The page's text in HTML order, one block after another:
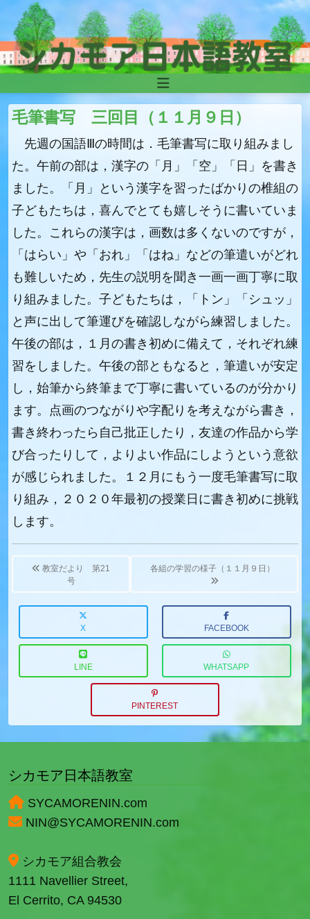
Skip to content
Main
Navigation
毛筆書写 三回目（１１月９日）
先週の国語Ⅲの時間は．毛筆書写に取り組みまし
た。午前の部は，漢字の「月」「空」「日」を書き
ました。「月」という漢字を習ったばかりの椎組の
子どもたちは，喜んでとても嬉しそうに書いていま
した。これらの漢字は，画数は多くないのですが，
「はらい」や「おれ」「はね」などの筆遣いがどれ
も難しいため，先生の説明を聞き一画一画丁寧に取
り組みました。子どもたちは，「トン」「シュッ」
と声に出して筆運びを確認しながら練習しました。
午後の部は，１月の書き初めに備えて，それぞれ練
習をしました。午後の部ともなると，筆遣いが安定
し，始筆から終筆まで丁寧に書いているのが分かり
ます。点画のつながりや字配りを考えながら書き，
書き終わったら自己批正したり，友達の作品から学
び合ったりして，よりよい作品にしようという意欲
が感じられました。１２月にもう一度毛筆書写に取
り組み，２０２０年最初の授業日に書き初めに挑戦
します。
Post
navigation
教室だより 第21
号
各組の学習の様子（１１月９日）
X FACEBOOK
LINE WHATSAPP
PINTEREST
シカモア日本語教室
SYCAMORENIN.com
NIN@SYCAMORENIN.com
シカモア組合教会
1111 Navellier Street,
El Cerrito, CA 94530